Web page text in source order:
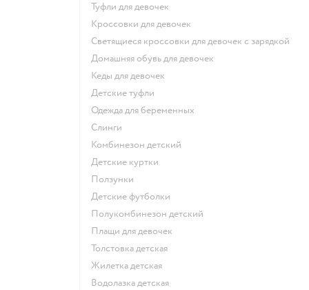
Туфли для девочек
Кроссовки для девочек
Светящиеся кроссовки для девочек с зарядкой
Домашняя обувь для девочек
Кеды для девочек
Детские туфли
Одежда для беременных
Слинги
Комбинезон детский
Детские куртки
Ползунки
Детские футболки
Полукомбинезон детский
Плащи для девочек
Толстовка детская
Жилетка детская
Водолазка детская